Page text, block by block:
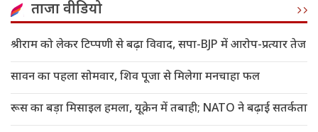
ताजा वीडियो
श्रीराम को लेकर टिप्पणी से बढ़ा विवाद, सपा-BJP में आरोप-प्रत्यार तेज
सावन का पहला सोमवार, शिव पूजा से मिलेगा मनचाहा फल
रूस का बड़ा मिसाइल हमला, यूक्रेन में तबाही; NATO ने बढ़ाई सतर्कता